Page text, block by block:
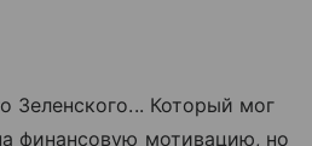
Зеленского... Который мог
финансовую мотивацию, но